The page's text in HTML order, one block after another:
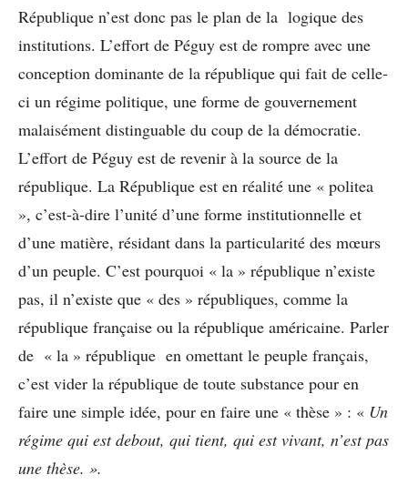
République n’est donc pas le plan de la logique des
institutions. L’effort de Péguy est de rompre avec une
conception dominante de la république qui fait de celle-
ci un régime politique, une forme de gouvernement
malaisément distinguable du coup de la démocratie.
L’effort de Péguy est de revenir à la source de la
république. La République est en réalité une « politea
», c’est-à-dire l’unité d’une forme institutionnelle et
d’une matière, résidant dans la particularité des mœurs
d’un peuple. C’est pourquoi « la » république n’existe
pas, il n’existe que « des » républiques, comme la
république française ou la république américaine. Parler
de « la » république en omettant le peuple français,
c’est vider la république de toute substance pour en
faire une simple idée, pour en faire une « thèse » : « Un
régime qui est debout, qui tient, qui est vivant, n’est pas
une thèse. ».